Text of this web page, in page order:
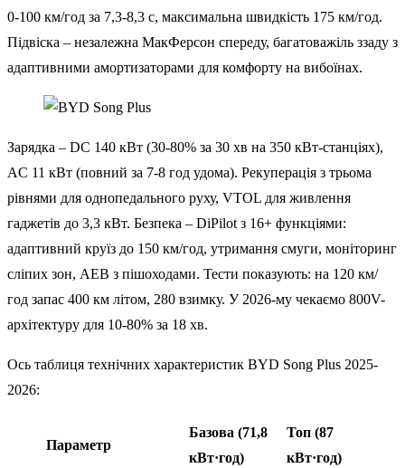
0-100 км/год за 7,3-8,3 с, максимальна швидкість 175 км/год.
Підвіска – незалежна МакФерсон спереду, багатоважіль ззаду з
адаптивними амортизаторами для комфорту на вибоїнах.
Зарядка – DC 140 кВт (30-80% за 30 хв на 350 кВт-станціях),
AC 11 кВт (повний за 7-8 год удома). Рекуперація з трьома
рівнями для однопедального руху, VTOL для живлення
гаджетів до 3,3 кВт. Безпека – DiPilot з 16+ функціями:
адаптивний круїз до 150 км/год, утримання смуги, моніторинг
сліпих зон, AEB з пішоходами. Тести показують: на 120 км/
год запас 400 км літом, 280 взимку. У 2026-му чекаємо 800V-
архітектуру для 10-80% за 18 хв.
Ось таблиця технічних характеристик BYD Song Plus 2025-
2026:
Параметр
Базова (71,8
кВт·год)
Топ (87
кВт·год)